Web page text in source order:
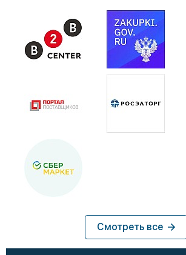
Смотреть все